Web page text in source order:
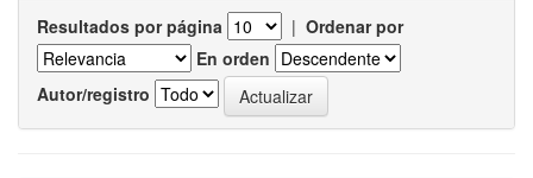
Resultados por página | Ordenar por
En orden
Autor/registro